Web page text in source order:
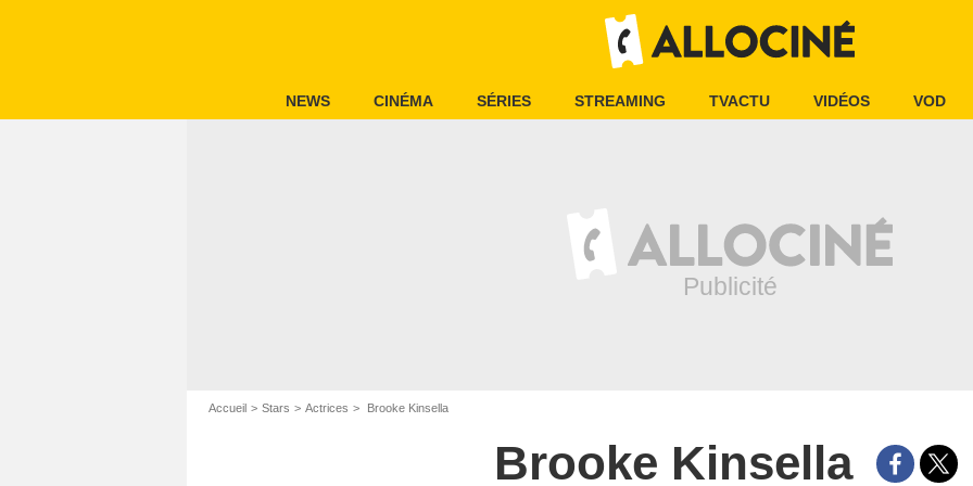
NEWS CINÉMA SÉRIES STREAMING TVACTU VIDÉOS VOD
Accueil Stars Actrices Brooke Kinsella
Brooke Kinsella